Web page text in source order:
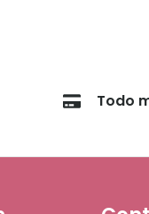
Todo